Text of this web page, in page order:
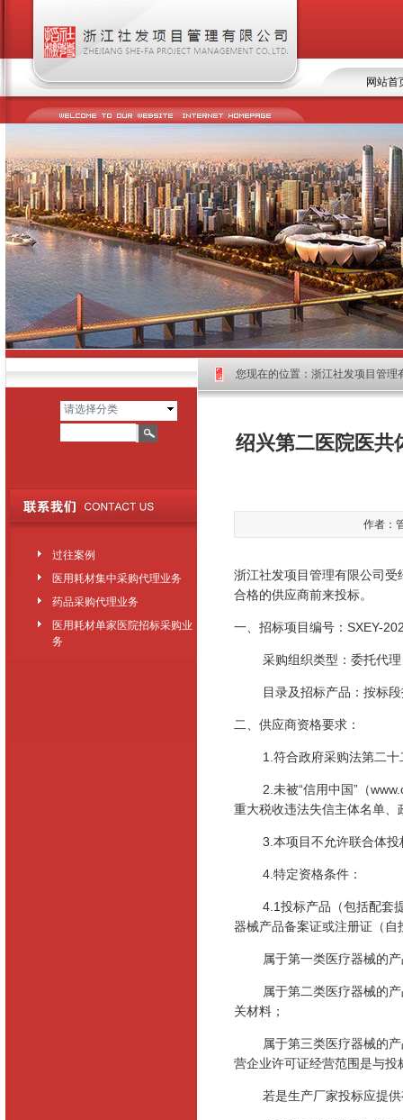
网站首
过往案例
医用耗材集中采购代理业务
药品采购代理业务
医用耗材单家医院招标采购业
务
请选择分类
您现在的位置： 浙江社发项目管理
绍兴第二医院医共
作者：
浙江社发项目管理有限公司
合格的供应商前来投标。
一、招标项目编号 ： SXEY-
采购组织类型： 委托代理
目录及招标产品：按标
二、供应商资格要求：
1.符合政府采购法第二
2.未被“信用中国”（
重大税收违法失信主体名单
3.本项目不允许联合体
4.特定资格条件：
4.1投标产品（包括配套
器械产品备案证或注册证（
属于第一类医疗器械的
属于第二类医疗器械的
关材料；
属于第三类医疗器械的
营企业许可证经营范围是与投
若是生产厂家投标应提